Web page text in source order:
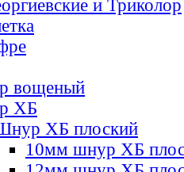
и Триколор
вощеный
ХБ
ХБ плоский
10мм шнур ХБ